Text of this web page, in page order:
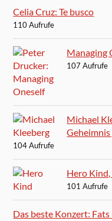
Celia Cruz: Te busco
110 Aufrufe
Managing
107 Aufrufe
Michael
Geheimnis
104 Aufrufe
Hero
101 Aufrufe
Das beste Konzert: